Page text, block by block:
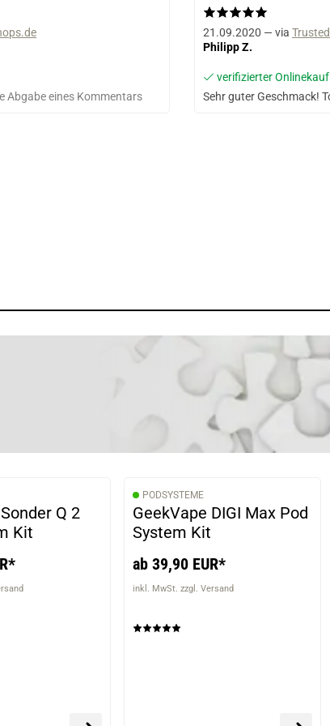
Abgabe eines Kommentars
21.09.2020 — via
Philipp Z.
verifizierter
Sehr guter Geschmack!
Q 2
Kit
PODSYSTEME
GeekVape DIGI Max Pod
System Kit
ab 39,90 EUR*
inkl. MwSt. zzgl. Versand